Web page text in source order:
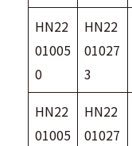
HN22
01005
0
HN22
01027
3
HN22
01005
HN22
01027